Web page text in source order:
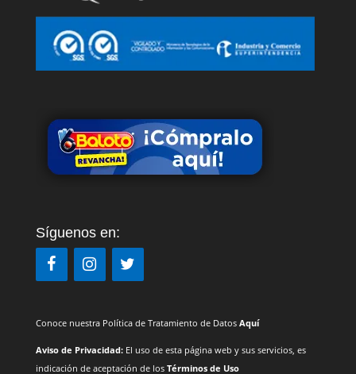
Síguenos en:
Conoce nuestra Política de Tratamiento de Datos Aquí
Aviso de Privacidad: El uso de esta página web y sus servicios, es
indicación de aceptación de los Términos de Uso